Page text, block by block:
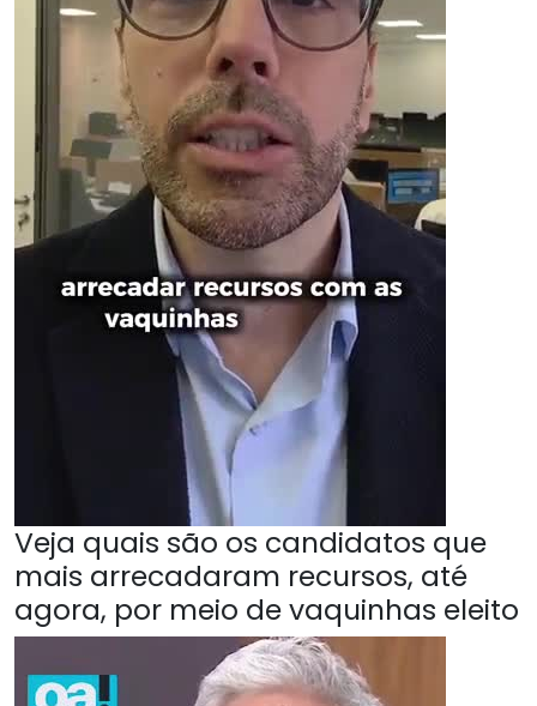
Veja quais são os candidatos que
mais arrecadaram recursos, até
agora, por meio de vaquinhas eleito